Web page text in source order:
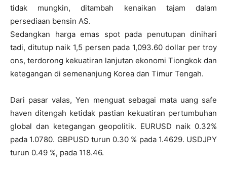
tidak mungkin, ditambah kenaikan tajam dalam
persediaan bensin AS.
Sedangkan harga emas spot pada penutupan dinihari
tadi, ditutup naik 1,5 persen pada 1,093.60 dollar per troy
ons, terdorong kekuatiran lanjutan ekonomi Tiongkok dan
ketegangan di semenanjung Korea dan Timur Tengah.
Dari pasar valas, Yen menguat sebagai mata uang safe
haven ditengah ketidak pastian kekuatiran pertumbuhan
global dan ketegangan geopolitik. EURUSD naik 0.32%
pada 1.0780. GBPUSD turun 0.30 % pada 1.4629. USDJPY
turun 0.49 %, pada 118.46.